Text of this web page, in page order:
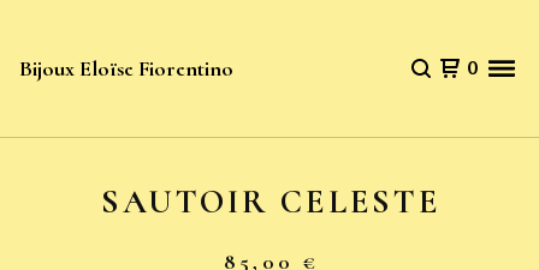
Bijoux Eloïse Fiorentino 0
SAUTOIR CELESTE
85,00 €